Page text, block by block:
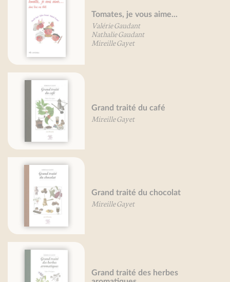
Grand traité des fleurs
comestibles
Mireille Gayet
Petit traité des petits-farcis
Mireille Gayet
Grand traité des cucurbitacées
Mireille Gayet
Petit traité du pain d'épice